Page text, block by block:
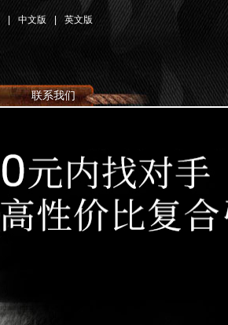
中文版 英文版
联系我们